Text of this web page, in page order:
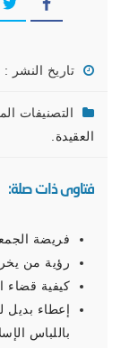
تاريخ النشر : 26 ديسمبر, 2017
التصنيفات
العقيدة.
فتاوى ذات صلة:
فريضة
رؤية من
كيفية قضاء
إعطاء بديل
باللباس